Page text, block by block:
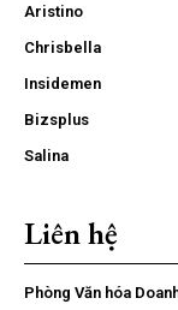
Aristino
Chrisbella
Insidemen
Bizsplus
Salina
Liên hệ
Phòng Văn hóa